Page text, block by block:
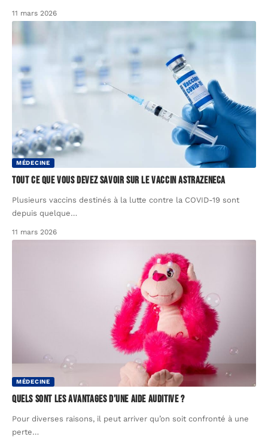
11 mars 2026
MÉDECINE
Tout ce que vous devez savoir sur le vaccin Astrazeneca
Plusieurs vaccins destinés à la lutte contre la COVID-19 sont
depuis quelque…
11 mars 2026
MÉDECINE
Quels sont les avantages d’une aide auditive ?
Pour diverses raisons, il peut arriver qu’on soit confronté à une
perte…